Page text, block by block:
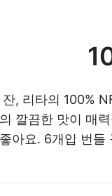
, 리타의 100%
깔끔한 맛이 매
아요. 6개입 번